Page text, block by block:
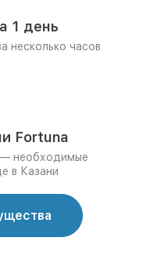
1 день
несколько часов
Fortuna
— необходимые
в Казани